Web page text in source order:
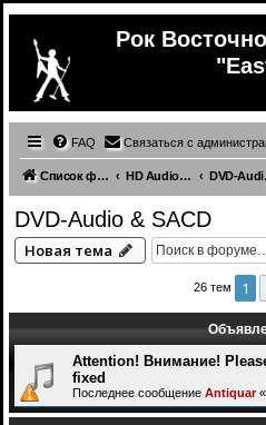
Рок
FAQ Связаться с
Список форумов HD Audio и Многоканальная Музыка
DVD-Audio & SACD
Новая тема
26 тем 1
Attention! Внимание!
fixed
Последнее сообщение Antiquar«